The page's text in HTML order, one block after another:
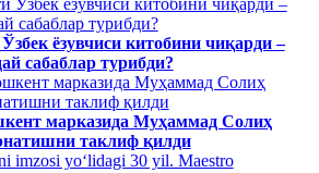
ёзувчиси китобини чиқарди –
сабаблар турибди?
марказида Муҳаммад Солиҳ
таклиф қилди